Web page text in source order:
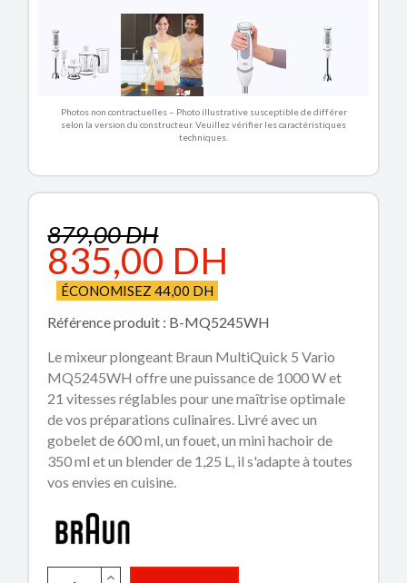
Photos non contractuelles – Photo illustrative susceptible de différer
selon la version du constructeur. Veuillez vérifier les caractéristiques
techniques.
879,00 DH
835,00 DH
ÉCONOMISEZ 44,00 DH
Référence produit : B-MQ5245WH
Le mixeur plongeant Braun MultiQuick 5 Vario
MQ5245WH offre une puissance de 1000 W et
21 vitesses réglables pour une maîtrise optimale
de vos préparations culinaires. Livré avec un
gobelet de 600 ml, un fouet, un mini hachoir de
350 ml et un blender de 1,25 L, il s'adapte à toutes
vos envies en cuisine.